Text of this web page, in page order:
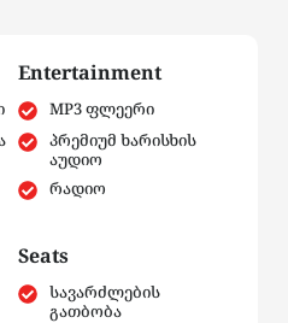
Entertainment
MP3 ფლეერი
პრემიუმ ხარისხის
აუდიო
რადიო
Seats
სავარძლების
გათბობა